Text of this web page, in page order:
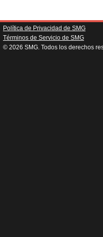
Política de Privacidad de SMG
Términos de Servicio de SMG
© 2026 SMG . Todos los derechos